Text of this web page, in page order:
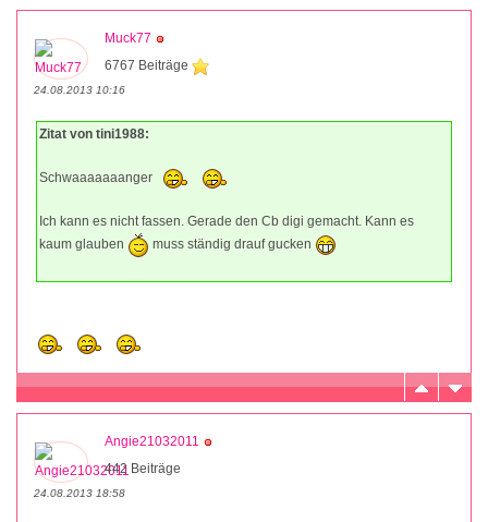
Muck77
6767 Beiträge
24.08.2013 10:16
Zitat von tini1988:
Schwaaaaaaanger
Ich kann es nicht fassen. Gerade den Cb digi gemacht. Kann es
kaum glauben
muss ständig drauf gucken
Angie21032011
442 Beiträge
24.08.2013 18:58